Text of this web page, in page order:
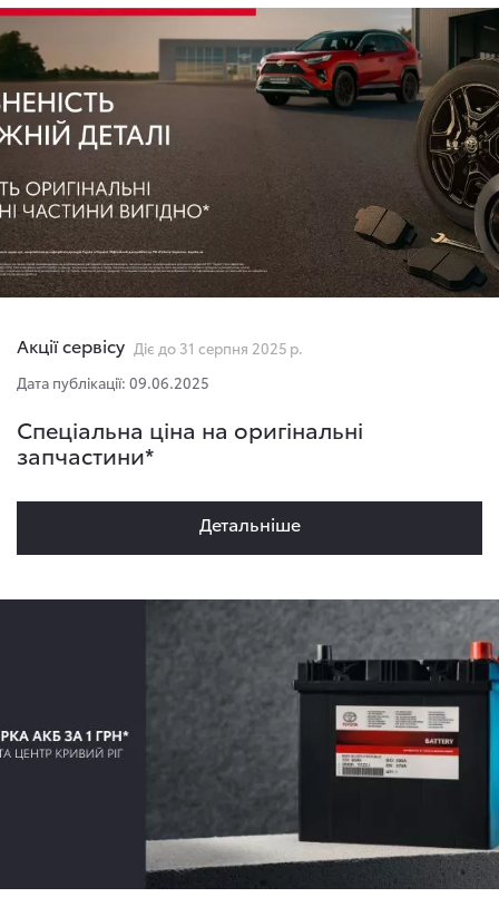
Акції сервісу Діє до 31 серпня 2025 р.
Дата публікації: 09.06.2025
Спеціальна ціна на оригінальні
запчастини*
Детальнiше